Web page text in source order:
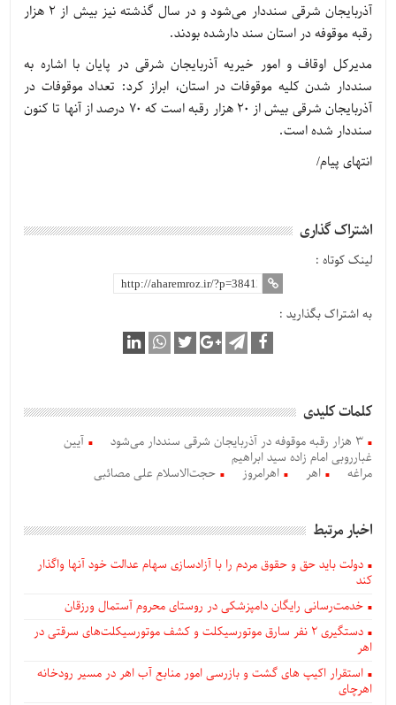
آذربایجان شرقی سنددار می‌شود و در سال گذشته نیز بیش از 2 هزار
رقبه موقوفه در استان سند دارشده بودند.
مدیرکل اوقاف و امور خیریه آذربایجان شرقی در پایان با اشاره به
سنددار شدن کلیه موقوفات در استان، ابراز کرد: تعداد موقوفات در
آذربایجان شرقی بیش از 20 هزار رقبه است که 70 درصد از آنها تا کنون
سنددار شده است.
انتهای پیام/
اشتراک گذاری
لینک کوتاه :
به اشتراک بگذارید :
کلمات کلیدی
۳ هزار رقبه موقوفه در آذربایجان شرقی سنددار می‌شود
آیین
غبارروبی امام زاده سید ابراهیم
مراغه
اهر اهرامروز حجت‌الاسلام علی مصائبی
اخبار مرتبط
دولت باید حق و حقوق مردم را با آزادسازی سهام عدالت خود آنها واگذار
کند
خدمت‌رسانی رایگان دامپزشکی در روستای محروم آستمال ورزقان
دستگيری ۲ نفر سارق موتورسیکلت و کشف موتورسیکلت‌های سرقتی در
اهر
استقرار اکیپ های گشت و بازرسی امور منابع آب اهر در مسیر رودخانه
اهرچای